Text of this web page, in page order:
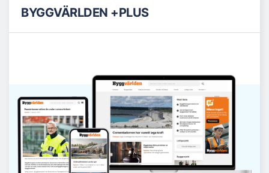
BYGGVÄRLDEN +PLUS